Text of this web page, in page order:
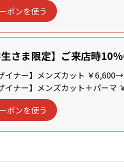
ポンを使う
生さま限定】ご来店時
イナー】メンズカット ￥
イナー】メンズカット＋パー
ポンを使う